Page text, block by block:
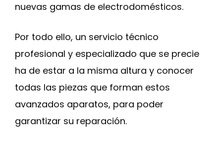
nuevas gamas de electrodomésticos.
Por todo ello, un servicio técnico
profesional y especializado que se precie
ha de estar a la misma altura y conocer
todas las piezas que forman estos
avanzados aparatos, para poder
garantizar su reparación.